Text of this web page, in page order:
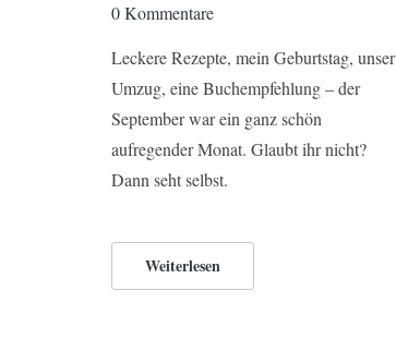
0 Kommentare
Leckere Rezepte, mein Geburtstag, unser
Umzug, eine Buchempfehlung – der
September war ein ganz schön
aufregender Monat. Glaubt ihr nicht?
Dann seht selbst.
Weiterlesen